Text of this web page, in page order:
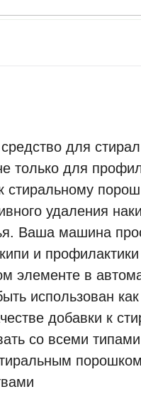
средство для
только для
стиральному
удаления
Ваша машина
и
элементе в
использован
добавки к
со всеми